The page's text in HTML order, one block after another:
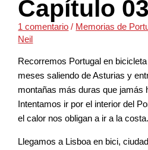
Capítulo 03
1 comentario / Memorias de
Neil
Recorremos Portugal en
meses saliendo de Asturias y
montañas más duras que jamás
Intentamos ir por el interior del
el calor nos obligan a ir a la costa.
Llegamos a Lisboa en bici,